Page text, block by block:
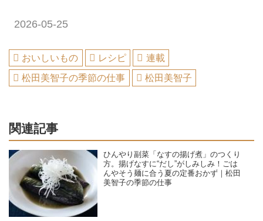
2026-05-25
おいしいもの レシピ
連載
松田美智子の季節の仕事
松田美智子
関連記事
ひんやり副菜「なすの揚げ煮」のつくり
方。揚げなすに“だし”がしみしみ！ごは
んやそう麺に合う夏の定番おかず｜松田
美智子の季節の仕事